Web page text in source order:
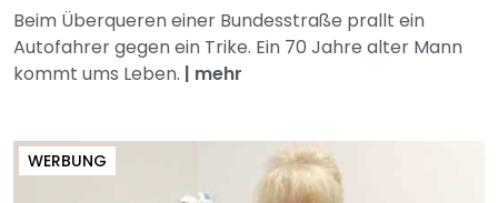
Beim Überqueren einer Bundesstraße prallt ein
Autofahrer gegen ein Trike. Ein 70 Jahre alter Mann
kommt ums Leben. | mehr
WERBUNG